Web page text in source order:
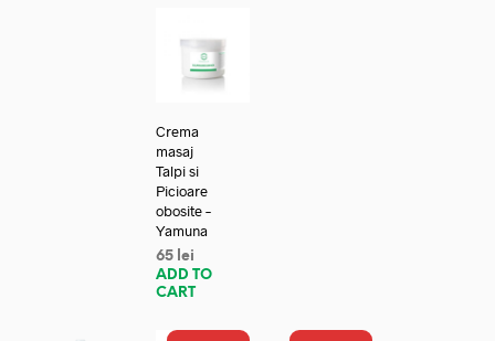
Crema
masaj
Talpi si
Picioare
obosite –
Yamuna
65 lei
ADD TO
CART